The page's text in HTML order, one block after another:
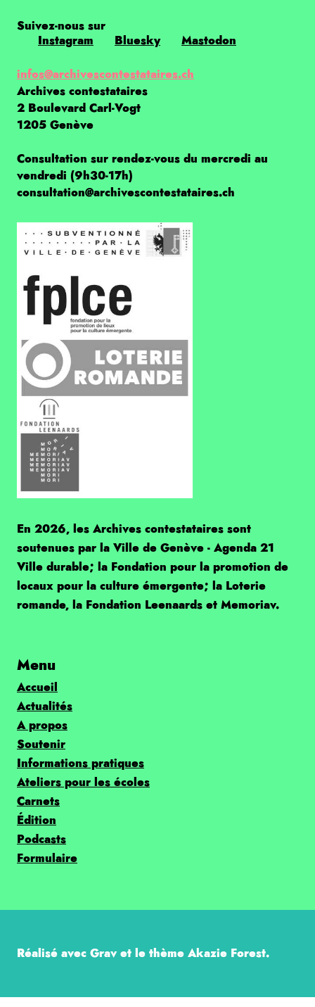
Suivez-nous sur
Instagram
Bluesky Mastodon
infos@archivescontestataires.ch
Archives contestataires
2 Boulevard Carl-Vogt
1205 Genève
Consultation sur rendez-vous du mercredi au
vendredi (9h30-17h)
consultation@archivescontestataires.ch
En 2026, les Archives contestataires sont
soutenues par la Ville de Genève - Agenda 21
Ville durable; la Fondation pour la promotion de
locaux pour la culture émergente; la Loterie
romande, la Fondation Leenaards et Memoriav.
Menu
Accueil
Actualités
A propos
Soutenir
Informations pratiques
Ateliers pour les écoles
Carnets
Édition
Podcasts
Formulaire
Réalisé avec Grav et le thème Akazie Forest.